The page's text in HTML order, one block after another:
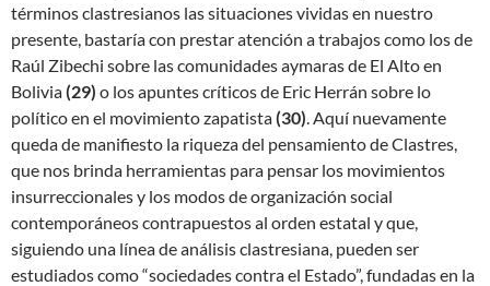
términos clastresianos las situaciones vividas en nuestro
presente, bastaría con prestar atención a trabajos como los de
Raúl Zibechi sobre las comunidades aymaras de El Alto en
Bolivia(29) o los apuntes críticos de Eric Herrán sobre lo
político en el movimiento zapatista(30). Aquí nuevamente
queda de manifiesto la riqueza del pensamiento de Clastres,
que nos brinda herramientas para pensar los movimientos
insurreccionales y los modos de organización social
contemporáneos contrapuestos al orden estatal y que,
siguiendo una línea de análisis clastresiana, pueden ser
estudiados como “sociedades contra el Estado”, fundadas en la